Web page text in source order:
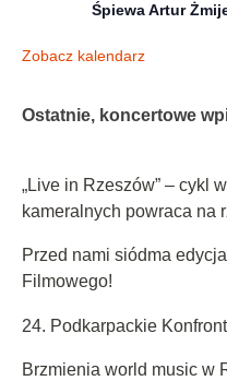
Śpiewa Artur
Zobacz kalendarz
Ostatnie, koncertowe
„Live in Rzeszów” – cykl
kameralnych powraca na
Przed nami siódma
Filmowego!
24. Podkarpackie
Brzmienia world music w